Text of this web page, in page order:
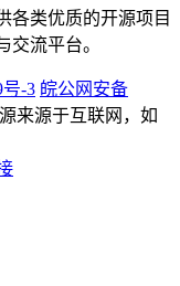
各类优质的开源项目
流平台。
号-3 皖公网安备
来源于互联网，如